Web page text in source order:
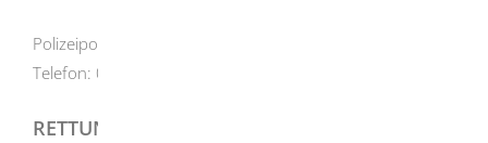
Polizeiposten Herbrechtingen
Telefon: 07324 / 91 90 14
RETTUNGSDIENST / NOTARZT 112